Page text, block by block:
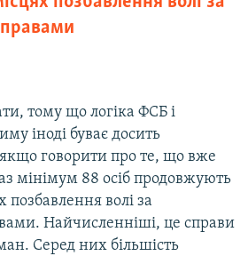
тому що логіка ФСБ і
іноді буває досить
говорити про те, що вже
мінімум 88 осіб продовжують
позбавлення волі за
Найчисленніші, це справи
Серед них більшість